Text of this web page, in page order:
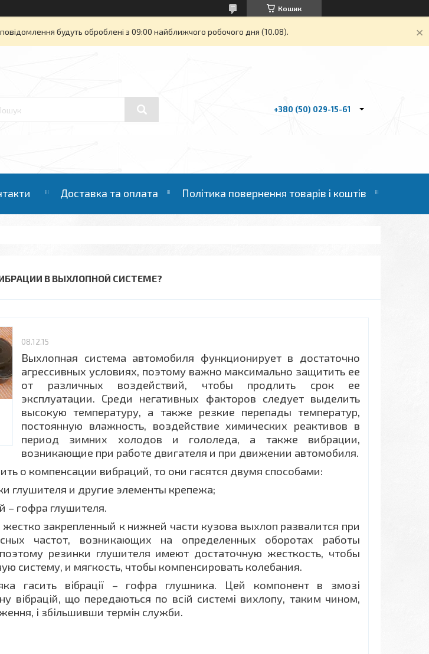
Кошик
будуть оброблені з 09:00 найближчого робочого дня (10.08).
+380 (50) 029-15-61
Доставка та оплата Політика повернення товарів і коштів
В ВЫХЛОПНОЙ СИСТЕМЕ?
08.12.15
Выхлопная система автомобиля функционирует в достаточно
агрессивных условиях, поэтому важно максимально защитить ее
от различных воздействий, чтобы продлить срок ее
эксплуатации. Среди негативных факторов следует выделить
высокую температуру, а также резкие перепады температур,
постоянную влажность, воздействие химических реактивов в
период зимних холодов и гололеда, а также вибрации,
возникающие при работе двигателя и при движении автомобиля.
о компенсации вибраций, то они гасятся двумя способами:
глушителя и другие элементы крепежа;
– гофра глушителя.
закрепленный к нижней части кузова выхлоп развалится при
частот, возникающих на определенных оборотах работы
резинки глушителя имеют достаточную жесткость, чтобы
систему, и мягкость, чтобы компенсировать колебания.
гасить вібрації – гофра глушника. Цей компонент в змозі
вібрацій, що передаються по всій системі вихлопу, таким чином,
і збільшивши термін служби.